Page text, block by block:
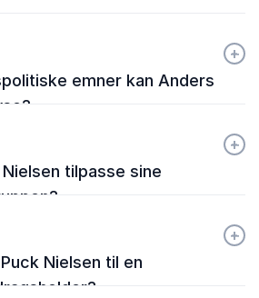
emner kan Anders
+
-
tilpasse sine
+
-
Nielsen til en
+
-